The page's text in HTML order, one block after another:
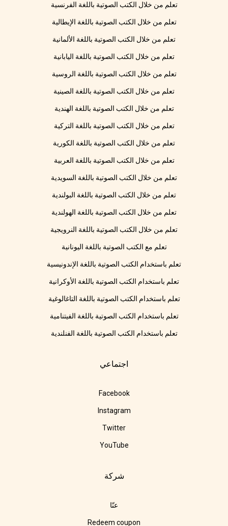
تعلم من خلال الكتب الصوتية باللغة الفرنسية
تعلم من خلال الكتب الصوتية باللغة الإيطالية
تعلم من خلال الكتب الصوتية باللغة الألمانية
تعلم من خلال الكتب الصوتية باللغة اليابانية
تعلم من خلال الكتب الصوتية باللغة الروسية
تعلم من خلال الكتب الصوتية باللغة الصينية
تعلم من خلال الكتب الصوتية باللغة الهندية
تعلم من خلال الكتب الصوتية باللغة التركية
تعلم من خلال الكتب الصوتية باللغة الكورية
تعلم من خلال الكتب الصوتية باللغة العربية
تعلم من خلال الكتب الصوتية باللغة السويدية
تعلم من خلال الكتب الصوتية باللغة البولندية
تعلم من خلال الكتب الصوتية باللغة الهولندية
تعلم من خلال الكتب الصوتية باللغة النرويجية
تعلم مع الكتب الصوتية باللغة اليونانية
تعلم باستخدام الكتب الصوتية باللغة الإندونيسية
تعلم باستخدام الكتب الصوتية باللغة الأوكرانية
تعلم باستخدام الكتب الصوتية باللغة التاغالوغية
تعلم باستخدام الكتب الصوتية باللغة الفيتنامية
تعلم باستخدام الكتب الصوتية باللغة الفنلندية
اجتماعي
Facebook
Instagram
Twitter
YouTube
شركة
عنّا
Redeem coupon